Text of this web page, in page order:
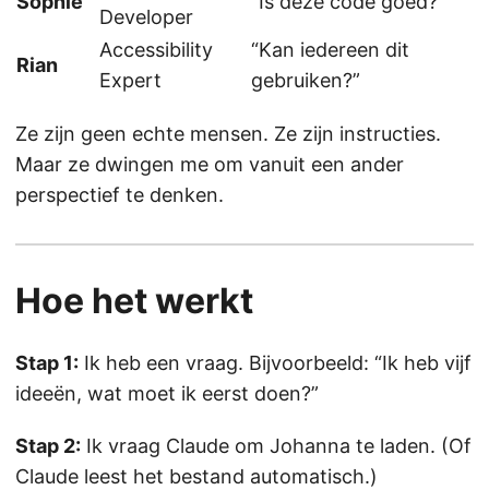
Developer
Rian
Accessibility
Expert
“Kan iedereen dit
gebruiken?”
Ze zijn geen echte mensen. Ze zijn instructies.
Maar ze dwingen me om vanuit een ander
perspectief te denken.
Hoe het werkt
Stap 1: Ik heb een vraag. Bijvoorbeeld: “Ik heb vijf
ideeën, wat moet ik eerst doen?”
Stap 2: Ik vraag Claude om Johanna te laden. (Of
Claude leest het bestand automatisch.)